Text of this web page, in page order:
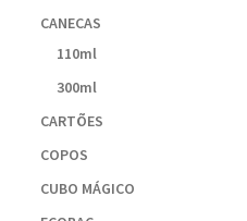
CANECAS
110ml
300ml
CARTÕES
COPOS
CUBO MÁGICO